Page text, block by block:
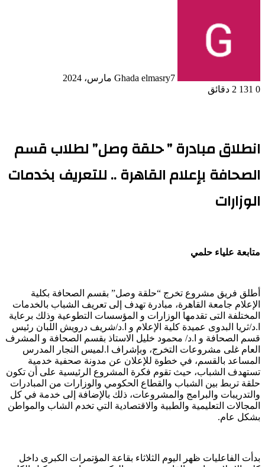
Ghada elmasry7 مارس، 2024
0
2 دقائق
انطلاق مبادرة ” حلقة وصل” لطلاب قسم
الصحافة بإعلامالقاهرة.. للتعريف بخدمات
الوزارات
متابعة علياء حلمي
أطلق فريق مشروع تخرج “حلقة وصل” بقسم الصحافة بكلية
الإعلام جامعة القاهرة، مبادرة تهدف إلى تعريف الشباب بالخدمات
المختلفة التى تقدمها الوزارات و المؤسسات التطوعية وذلك برعاية
ا.د/ثريا البدوى عميدة كلية الإعلام و ا.د/شريف درويش اللبان رئيس
قسم الصحافة و ا.د/ محمود خليل الاستاذ بقسم الصحافة و المشرف
العام غلى مشروعات التخرج، وبإشراف ا.لميس النجار المدرس
المساعد بالقسم، في خطوة للإعلان عن مدونة صحفية خدمية
تستهدف الشباب، حيث تقوم فكرة المشروع الرئيسية على أن تكون
حلقة تربط بين الشباب والقطاع الحكومي والوزارات من المبادرات
والتدريبات والبرامج والمشروعات، ذلك بالإضافة إلى خدمة في كل
المجالات التعليمية والطبية والاقتصادية التي تخدم الشاب والمواطن
بشكل عام.
بدأت الفاعليات ظهر اليوم الثلاثاء بقاعة المؤتمرات الكبرى داخل